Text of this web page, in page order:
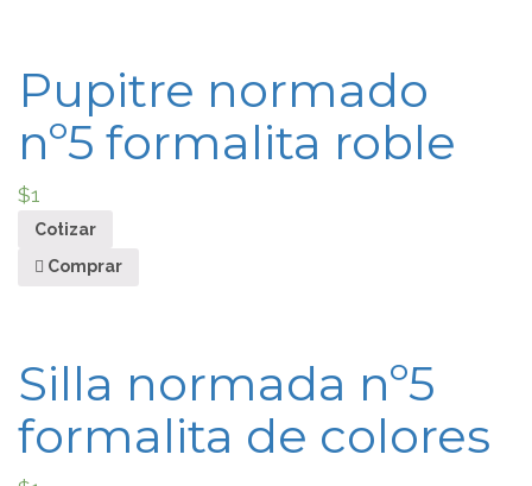
Pupitre normado
nº5 formalita roble
$1
Cotizar
Comprar
Silla normada nº5
formalita de colores